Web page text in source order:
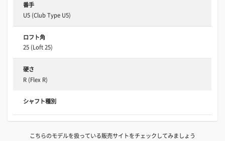
番手
U5 (Club Type U5)
ロフト角
25 (Loft 25)
硬さ
R (Flex R)
シャフト種別
こちらのモデルを扱っている販売サイトをチェックしてみましょう